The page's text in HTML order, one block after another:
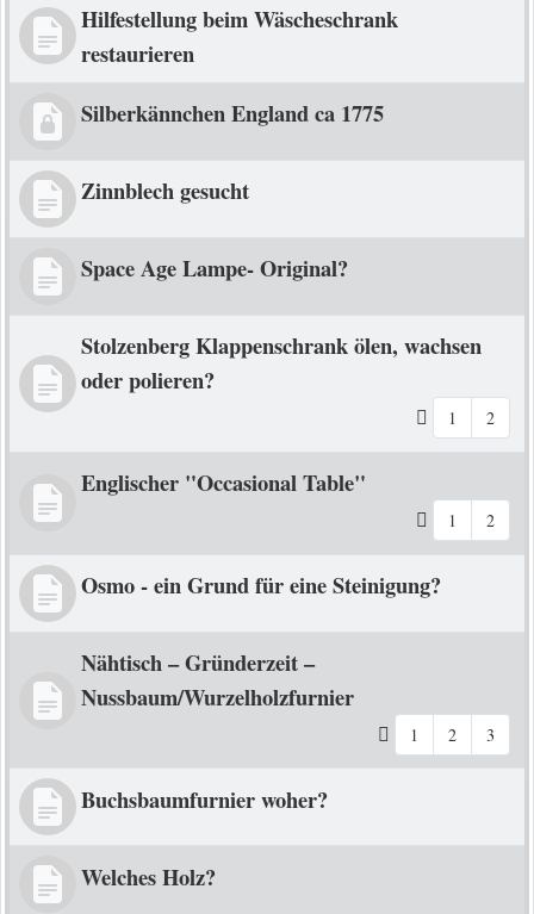
Hilfestellung beim Wäscheschrank
restaurieren
Silberkännchen England ca 1775
Zinnblech gesucht
Space Age Lampe- Original?
Stolzenberg Klappenschrank ölen, wachsen
oder polieren?
1 2
Englischer "Occasional Table"
1 2
Osmo - ein Grund für eine Steinigung?
Nähtisch – Gründerzeit –
Nussbaum/Wurzelholzfurnier
1 2 3
Buchsbaumfurnier woher?
Welches Holz?